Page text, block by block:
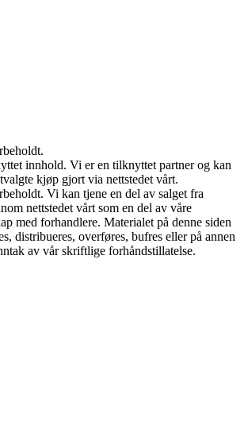
innhold. Vi er en tilknyttet partner og kan
kjøp gjort via nettstedet vårt.
Vi kan tjene en del av salget fra
nettstedet vårt som en del av våre
med forhandlere. Materialet på denne siden
distribueres, overføres, bufres eller på annen
av vår skriftlige forhåndstillatelse.